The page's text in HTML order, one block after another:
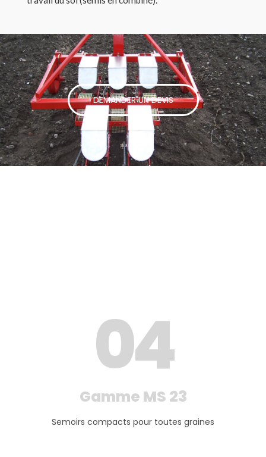
DEMANDER UN DEVIS
Gamme MS 23
04
Semoirs compacts pour toutes graines